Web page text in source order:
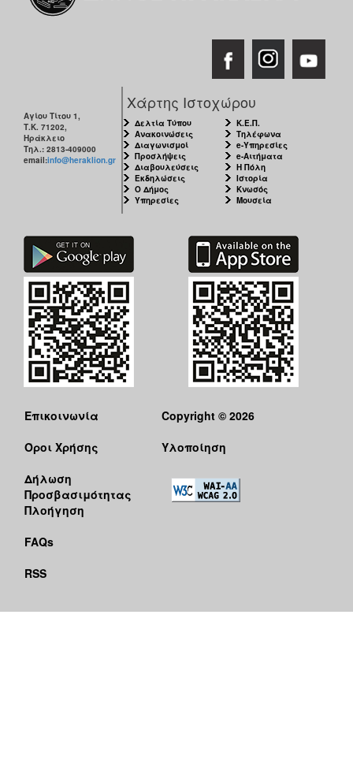
Αγίου Τίτου 1,
Τ.Κ. 71202,
Ηράκλειο
Τηλ.: 2813-409000
email:info@heraklion.gr
Χάρτης Ιστοχώρου
Δελτία Τύπου
Ανακοινώσεις
Διαγωνισμοί
Προσλήψεις
Διαβουλεύσεις
Εκδηλώσεις
Ο Δήμος
Υπηρεσίες
Κ.Ε.Π.
Τηλέφωνα
e-Υπηρεσίες
e-Αιτήματα
Η Πόλη
Ιστορία
Κνωσός
Μουσεία
Επικοινωνία
Όροι Χρήσης
Δήλωση
Προσβασιμότητας
Πλοήγηση
FAQs
RSS
Copyright © 2026
Υλοποίηση